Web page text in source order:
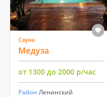
Сауна
Медуза
от 1300 до 2000 р/час
Район Ленинский